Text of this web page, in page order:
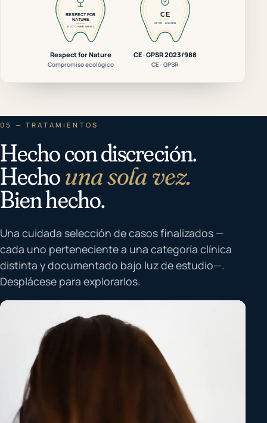
Respect for Nature
Compromiso ecológico
CE · GPSR 2023/988
CE · GPSR
05 — TRATAMIENTOS
Hecho con discreción.
Hechouna sola vez.
Bien hecho.
Una cuidada selección de casos finalizados —
cada uno perteneciente a una categoría clínica
distinta y documentado bajo luz de estudio—.
Desplácese para explorarlos.